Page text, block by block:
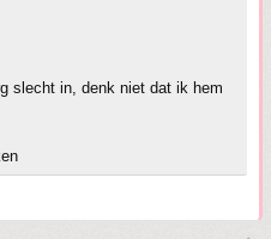
slecht in, denk niet dat ik hem